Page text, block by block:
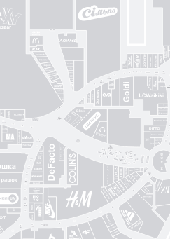
Авіація Галичини
Sкріпка
Lefard
Intimissimi UOMO
Blisk
Gorgany
Gorenje
Proзріння
Mariani Italy
Sushi Nice